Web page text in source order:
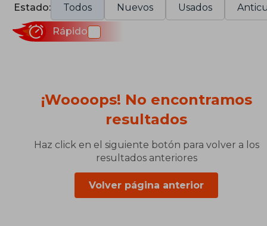
Estado: Todos Nuevos Usados
Rápido
¡Woooops! No encontramos
resultados
Haz click en el siguiente botón para volver a los
resultados anteriores
Volver página anterior